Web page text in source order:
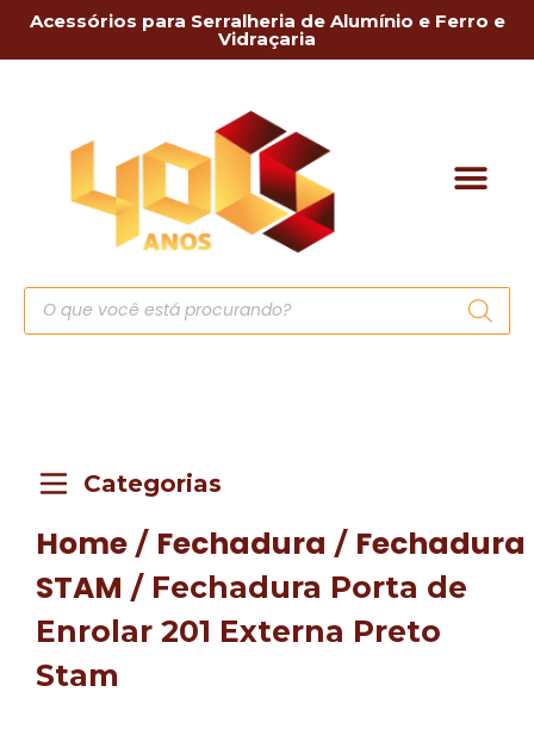
Acessórios para Serralheria de Alumínio e Ferro e
Vidraçaria
Categorias
Home / Fechadura / Fechadura
STAM / Fechadura Porta de
Enrolar 201 Externa Preto
Stam